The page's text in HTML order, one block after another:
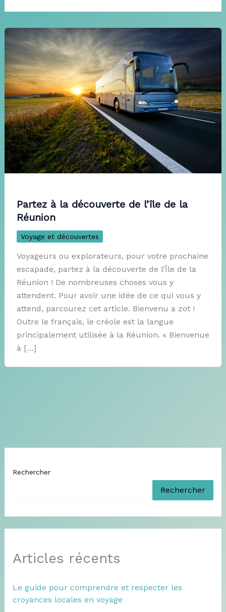
Partez à la découverte de l’île de la
Réunion
Voyage et découvertes
Voyageurs ou explorateurs, pour votre prochaine
escapade, partez à la découverte de l’Île de la
Réunion ! De nombreuses choses vous y
attendent. Pour avoir une idée de ce qui vous y
attend, parcourez cet article. Bienvenu a zot !
Outre le français, le créole est la langue
principalement utilisée à la Réunion. « Bienvenue
à […]
Rechercher
Rechercher
Articles récents
Le guide pour comprendre et respecter les
croyances locales en voyage